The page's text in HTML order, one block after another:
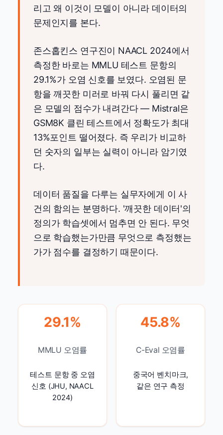
리고 왜 이것이 모델이 아니라 데이터의
문제인지를 본다.
존스홉킨스 연구진이 NAACL 2024에서
측정한 바로는 MMLU 테스트 문항의
29.1%가 오염 신호를 보였다. 오염된 문
항을 깨끗한 미러로 바꿔 다시 풀리면 같
은 모델의 점수가 내려간다 — Mistral은
GSM8K 클린 테스트에서 정확도가 최대
13%포인트 떨어졌다. 즉 우리가 비교하
던 숫자의 일부는 실력이 아니라 암기였
다.
데이터 품질을 다루는 실무자에게 이 사
건의 함의는 분명하다. '깨끗한 데이터'의
정의가 학습셋에서 멈추면 안 된다. 무엇
으로 학습했는가만큼 무엇으로 측정했는
가가 점수를 결정하기 때문이다.
29.1%
MMLU 오염률
테스트 문항 중 오염
신호 (JHU, NAACL
2024)
45.8%
C-Eval 오염률
중국어 벤치마크,
같은 연구 측정